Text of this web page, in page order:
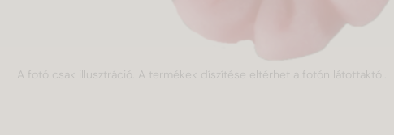
A fotó csak illusztráció. A termékek díszítése eltérhet a fotón látottaktól.